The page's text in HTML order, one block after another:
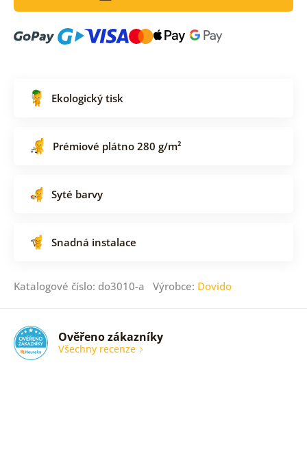
Ekologický tisk
Prémiové plátno 280 g/m²
Syté barvy
Snadná instalace
Katalogové číslo: do3010-a Výrobce: Dovido
Ověřeno zákazníky
Všechny recenze